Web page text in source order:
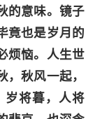
的意味。镜子
竟也是岁月的
烦恼。人生世
秋风一起，
岁将暮，人将